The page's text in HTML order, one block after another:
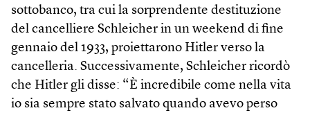
sottobanco, tra cui la sorprendente destituzione
del cancelliere Schleicher in un weekend di fine
gennaio del 1933, proiettarono Hitler verso la
cancelleria. Successivamente, Schleicher ricordò
che Hitler gli disse: “È incredibile come nella vita
io sia sempre stato salvato quando avevo perso